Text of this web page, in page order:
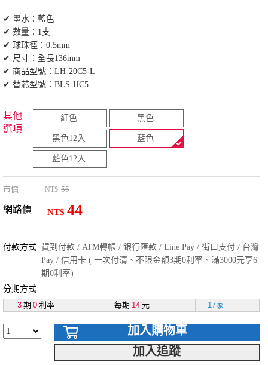
✔ 墨水：藍色
✔ 數量：1支
✔ 球珠徑：0.5mm
✔ 尺寸：全長136mm
✔ 商品型號：LH-20C5-L
✔ 替芯型號：BLS-HC5
其他
選項
紅色 黑色
黑色12入 藍色
藍色12入
市價 NT$ 55
網路價 NT$ 44
付款方式 貨到付款 / ATM轉帳 / 銀行匯款 / Line Pay / 街口支付 / 台灣
Pay / 信用卡 ( 一次付清、不限金額3期0利率、滿3000元享6
期0利率)
分期方式
3 期 0 利率 每期 14 元 17家
加入購物車
加入追蹤